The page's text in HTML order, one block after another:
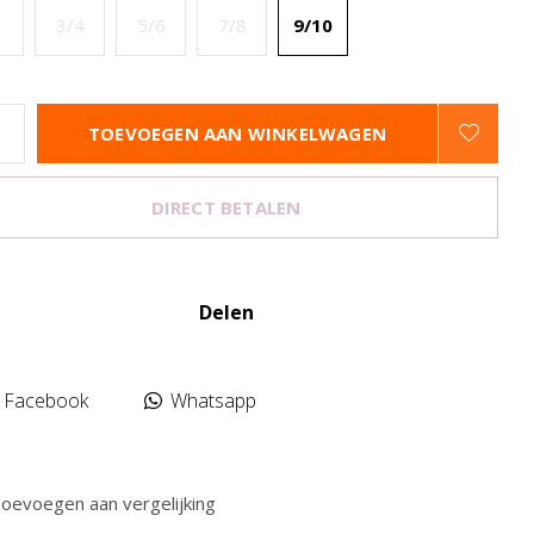
3/4 5/6 7/8 9/10
TOEVOEGEN AAN WINKELWAGEN
DIRECT BETALEN
Delen
Facebook Whatsapp
aan vergelijking